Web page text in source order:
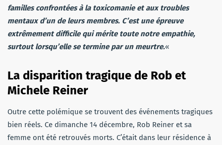
familles confrontées à la toxicomanie et aux troubles
mentaux d’un de leurs membres. C’est une épreuve
extrêmement difficile qui mérite toute notre empathie,
surtout lorsqu’elle se termine par un meurtre.«
La disparition tragique de Rob et
Michele Reiner
Outre cette polémique se trouvent des événements tragiques
bien réels. Ce dimanche 14 décembre, Rob Reiner et sa
femme ont été retrouvés morts. C’était dans leur résidence à